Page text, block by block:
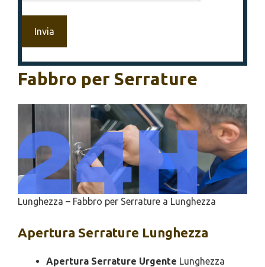
Fabbro per Serrature
Lunghezza – Fabbro per Serrature a Lunghezza
Apertura Serrature Lunghezza
Apertura Serrature Urgente Lunghezza